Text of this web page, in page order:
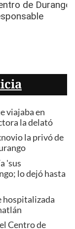
viajaba en
la delató
la privó de
'sus
lo dejó hasta
hospitalizada
Centro de